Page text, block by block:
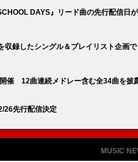
DAYS』リード曲の先行配信日が
録したシングル＆プレイリスト企画で
催 12曲連続メドレー含む全34曲を披
26先行配信決定
MUSIC